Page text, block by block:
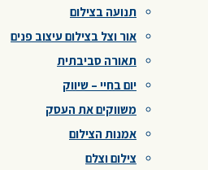
תנועה בצילום
אור וצל בצילום עיצוב פנים
תאורה סביבתית
יום בחיי – שיווק
משווקים את העסק
אמנות הצילום
צילום וצלם